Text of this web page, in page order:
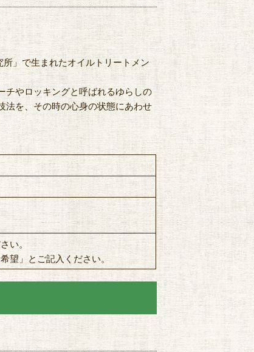
」で生まれたオイルトリートメン
チやロッキングと呼ばれるゆらしの
法を、その時の心身の状態にあわせ
い。
望」とご記入ください。